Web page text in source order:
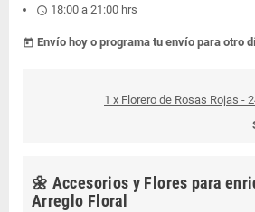
schedule 18:00 a 21:00 hrs
today Envío hoy o programa tu envío para otro
1 x Florero de Rosas Rojas -
🌼 Accesorios y Flores para
Arreglo Floral